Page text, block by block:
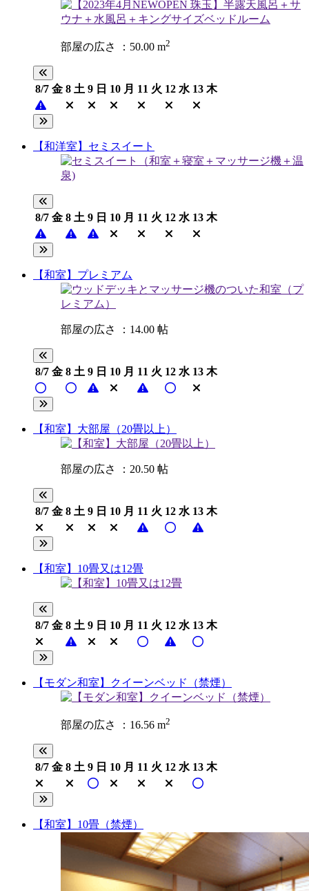
部屋の広さ ：50.00 m2
8/7 金 8 土 9 日 10 月 11 火 12 水 13 木
【和洋室】セミスイート
8/7 金 8 土 9 日 10 月 11 火 12 水 13 木
【和室】プレミアム
部屋の広さ ：14.00 帖
8/7 金 8 土 9 日 10 月 11 火 12 水 13 木
【和室】大部屋（20畳以上）
部屋の広さ ：20.50 帖
8/7 金 8 土 9 日 10 月 11 火 12 水 13 木
【和室】10畳又は12畳
8/7 金 8 土 9 日 10 月 11 火 12 水 13 木
【モダン和室】クイーンベッド（禁煙）
部屋の広さ ：16.56 m2
8/7 金 8 土 9 日 10 月 11 火 12 水 13 木
【和室】10畳（禁煙）